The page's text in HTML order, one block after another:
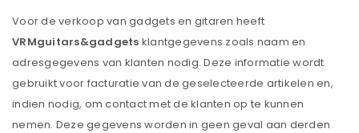
Voor de verkoop van gadgets en gitaren heeft
VRMguitars&gadgets klantgegevens zoals naam en
adresgegevens van klanten nodig. Deze informatie wordt
gebruikt voor facturatie van de geselecteerde artikelen en,
indien nodig, om contact met de klanten op te kunnen
nemen. Deze gegevens worden in geen geval aan derden